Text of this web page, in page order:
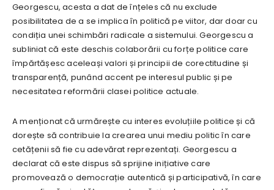
Georgescu, acesta a dat de înțeles că nu exclude
posibilitatea de a se implica în politică pe viitor, dar doar cu
condiția unei schimbări radicale a sistemului. Georgescu a
subliniat că este deschis colaborării cu forțe politice care
împărtășesc aceleași valori și principii de corectitudine și
transparență, punând accent pe interesul public și pe
necesitatea reformării clasei politice actuale.
A menționat că urmărește cu interes evoluțiile politice și că
dorește să contribuie la crearea unui mediu politic în care
cetățenii să fie cu adevărat reprezentați. Georgescu a
declarat că este dispus să sprijine inițiative care
promovează o democrație autentică și participativă, în care